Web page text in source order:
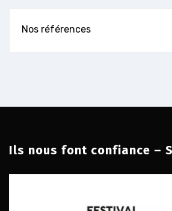
Nos références
Ils nous font confiance –